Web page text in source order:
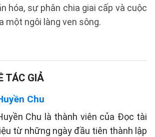
hóa, sự phân chia giai cấp và cuộc
một ngôi làng ven sông.
TÁC GIẢ
Chu
Chu là thành viên của Đọc tài
liệu từ những ngày đầu tiên thành lập